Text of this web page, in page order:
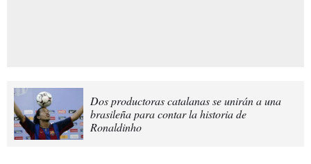
Dos productoras catalanas se unirán a una
brasileña para contar la historia de
Ronaldinho